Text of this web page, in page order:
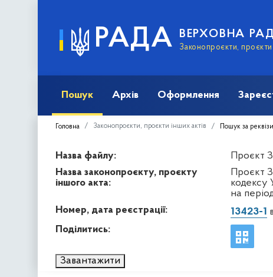
РАДА ВЕРХОВНА
Законопроєкти, проєкти
Пошук Архів Оформлення
Головна Законопроєкти, проєкти інших актів Пошук за
Назва файлу:
Проєкт
Назва законопроєкту, проєкту
іншого акта:
Проєкт
кодексу
на
Номер, дата реєстрації:
13423-1
Поділитись:
Завантажити